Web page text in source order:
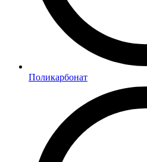
Поликарбонат